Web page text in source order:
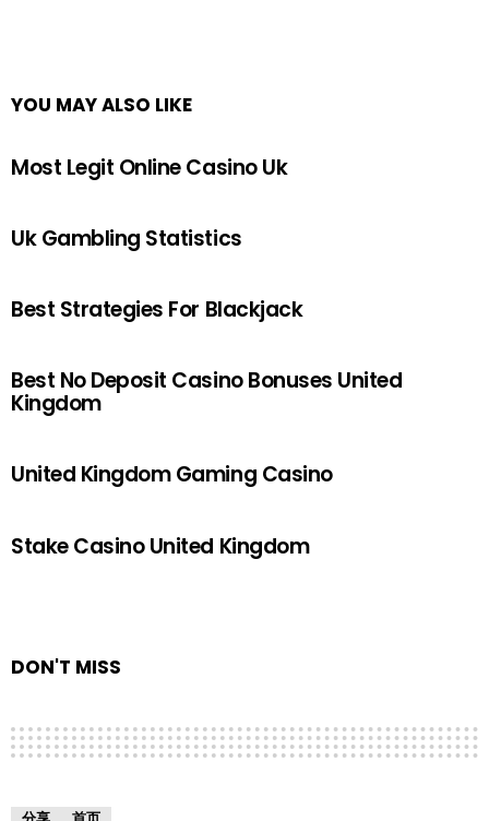
YOU MAY ALSO LIKE
Most Legit Online Casino Uk
Uk Gambling Statistics
Best Strategies For Blackjack
Best No Deposit Casino Bonuses United
Kingdom
United Kingdom Gaming Casino
Stake Casino United Kingdom
DON'T MISS